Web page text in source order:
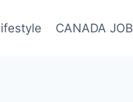
CANADA JOB